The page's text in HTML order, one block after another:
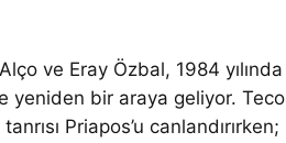
ve Eray Özbal, 1984 yılında
yeniden bir araya geliyor. Teco
Priapos’u canlandırırken;